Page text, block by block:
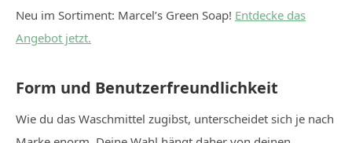
Neu im Sortiment: Marcel’s Green Soap! Entdecke das
Angebot jetzt.
Form und Benutzerfreundlichkeit
Wie du das Waschmittel zugibst, unterscheidet sich je nach